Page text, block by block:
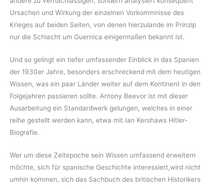
Ursachen und Wirkung der einzelnen Vorkommnisse des
Krieges auf beiden Seiten, von denen hierzulande im Prinzip
nur die Schlacht um Guernica einigermaßen bekannt ist.
Und so gelingt ein tiefer umfassender Einblick in das Spanien
der 1930er Jahre, besonders erschreckend mit dem heutigen
Wissen, was ein paar Länder weiter auf dem Kontinent in den
Folgejahren passieren sollte. Antony Beevor ist mit dieser
Ausarbeitung ein Standardwerk gelungen, welches in einer
reihe gestellt werden kann, etwa mit Ian Kershaws Hitler-
Biografie.
Wer um diese Zeitepoche sein Wissen umfassend erweitern
möchte, sich für spanische Geschichte interessiert,wird nicht
umhin kommen, sich das Sachbuch des britischen Historikers